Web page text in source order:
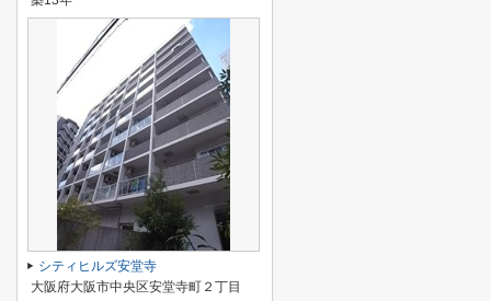
シティヒルズ安堂寺
大阪府大阪市中央区安堂寺町２丁目